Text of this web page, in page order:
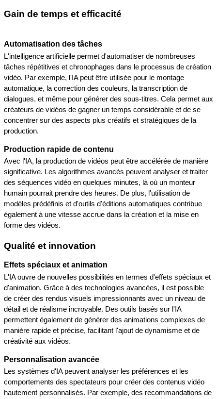
Gain de temps et efficacité
Automatisation des tâches
L'intelligence artificielle permet d'automatiser de nombreuses
tâches répétitives et chronophages dans le processus de création
vidéo. Par exemple, l'IA peut être utilisée pour le montage
automatique, la correction des couleurs, la transcription de
dialogues, et même pour générer des sous-titres. Cela permet aux
créateurs de vidéos de gagner un temps considérable et de se
concentrer sur des aspects plus créatifs et stratégiques de la
production.
Production rapide de contenu
Avec l'IA, la production de vidéos peut être accélérée de manière
significative. Les algorithmes avancés peuvent analyser et traiter
des séquences vidéo en quelques minutes, là où un monteur
humain pourrait prendre des heures. De plus, l'utilisation de
modèles prédéfinis et d'outils d'éditions automatiques contribue
également à une vitesse accrue dans la création et la mise en
forme des vidéos.
Qualité et innovation
Effets spéciaux et animation
L'IA ouvre de nouvelles possibilités en termes d'effets spéciaux et
d'animation. Grâce à des technologies avancées, il est possible
de créer des rendus visuels impressionnants avec un niveau de
détail et de réalisme incroyable. Des outils basés sur l'IA
permettent également de générer des animations complexes de
manière rapide et précise, facilitant l'ajout de dynamisme et de
créativité aux vidéos.
Personnalisation avancée
Les systèmes d'IA peuvent analyser les préférences et les
comportements des spectateurs pour créer des contenus vidéo
hautement personnalisés. Par exemple, des recommandations de